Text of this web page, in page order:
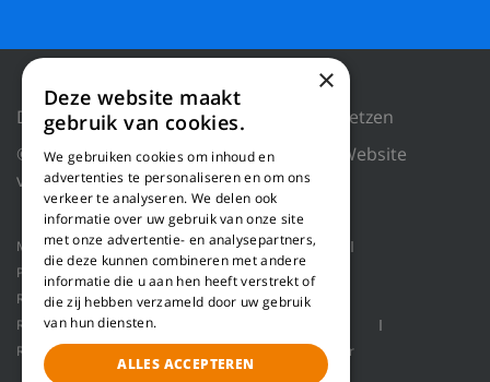
Datenschutzrichtlinie
Cookies zurücksetzen
© 2018 WILLEMS BALING EQUIPMENT |
Website
von Blue Dragon Digital Technology.
Maschinen Produktanwendungen
Über uns
Projekte
Service
Zerspanungsmaschine
Rohstoffe-Fördertechnik
Ballenpressen
Roboter Handling
Pallet packaging
Refinerlinie zur Herstellung von Holzfasern
Refiner
×
Deze website maakt
gebruik van cookies.
We gebruiken cookies om inhoud en
advertenties te personaliseren en om ons
verkeer te analyseren. We delen ook
informatie over uw gebruik van onze site
met onze advertentie- en analysepartners,
die deze kunnen combineren met andere
informatie die u aan hen heeft verstrekt of
die zij hebben verzameld door uw gebruik
van hun diensten.
ALLES ACCEPTEREN